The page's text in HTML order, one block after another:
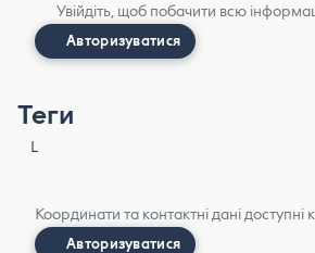
Увійдіть, щоб побачити всю
Авторизуватися
Теги
L
Координати та контактні дані
Авторизуватися